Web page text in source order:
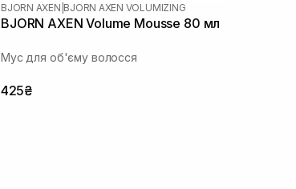
BJORN AXEN BJORN AXEN VOLUMIZING
BJORN AXEN Volume Mousse 80 мл
Мус для об'єму волосся
425₴